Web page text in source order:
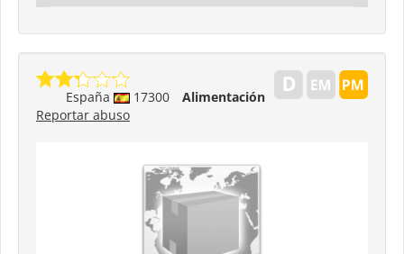
España 17300
Alimentación
Reportar abuso